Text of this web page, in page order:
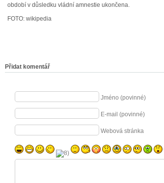
období v důsledku vládní amnestie ukončena.
FOTO: wikipedia
Přidat komentář
Jméno (povinné)
E-mail (povinné)
Webová stránka